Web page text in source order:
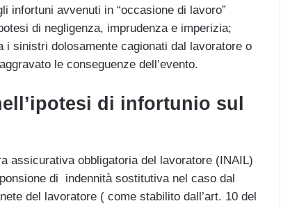
infortuni avvenuti in “occasione di lavoro”
di negligenza, imprudenza e imperizia;
sinistri dolosamente cagionati dal lavoratore o
le conseguenze dell’evento.
di infortunio sul
assicurativa obbligatoria del lavoratore (INAIL)
di indennità sostitutiva nel caso dal
del lavoratore ( come stabilito dall’art. 10 del